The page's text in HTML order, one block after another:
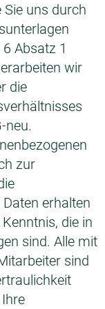
Sie uns durch
Absatz 1
wir
die
neu.
zur
erhalten
die in
sind. Alle mit
sind